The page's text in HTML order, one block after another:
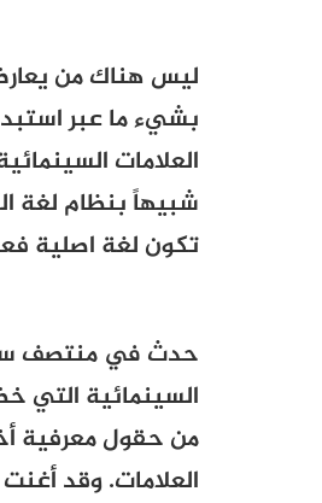
ليس هناك من يعارض
بشيء ما عبر
العلامات
شبيهاً بنظام لغة
تكون لغة اصلية
حدث في منتصف
السينمائية التي
من حقول معرفية
العلامات. وقد